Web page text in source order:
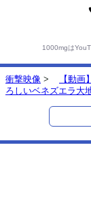
1000mgは
衝撃映像 >
【動
ろしいベネズエラ大